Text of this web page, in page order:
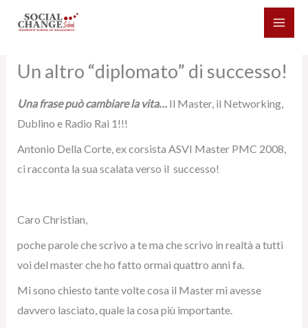
Un altro “diplomato” di successo!
Una frase può cambiare la vita…Il Master, il Networking,
Dublino e Radio Rai 1!!!
Antonio Della Corte, ex corsista ASVI Master PMC 2008,
ci racconta la sua scalata verso il successo!
Caro Christian,
poche parole che scrivo a te ma che scrivo in realtà a tutti
voi del master che ho fatto ormai quattro anni fa.
Mi sono chiesto tante volte cosa il Master mi avesse
davvero lasciato, quale la cosa più importante.